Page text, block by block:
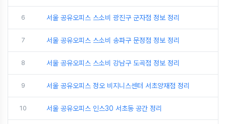
6 서울 공유오피스 스소비 광진구 군자점 정보 정리
7 서울 공유오피스 스소비 송파구 문정점 정보 정리
8 서울 공유오피스 스소비 강남구 도곡점 정보 정리
9 서울 공유오피스 정오 비지니스센터 서초양재점 정리
10 서울 공유오피스 인스30 서초동 공간 정리